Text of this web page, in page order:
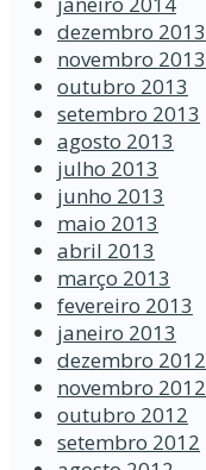
dezembro 2013
novembro 2013
outubro 2013
setembro 2013
agosto 2013
julho 2013
junho 2013
maio 2013
abril 2013
março 2013
fevereiro 2013
janeiro 2013
dezembro 2012
novembro 2012
outubro 2012
setembro 2012